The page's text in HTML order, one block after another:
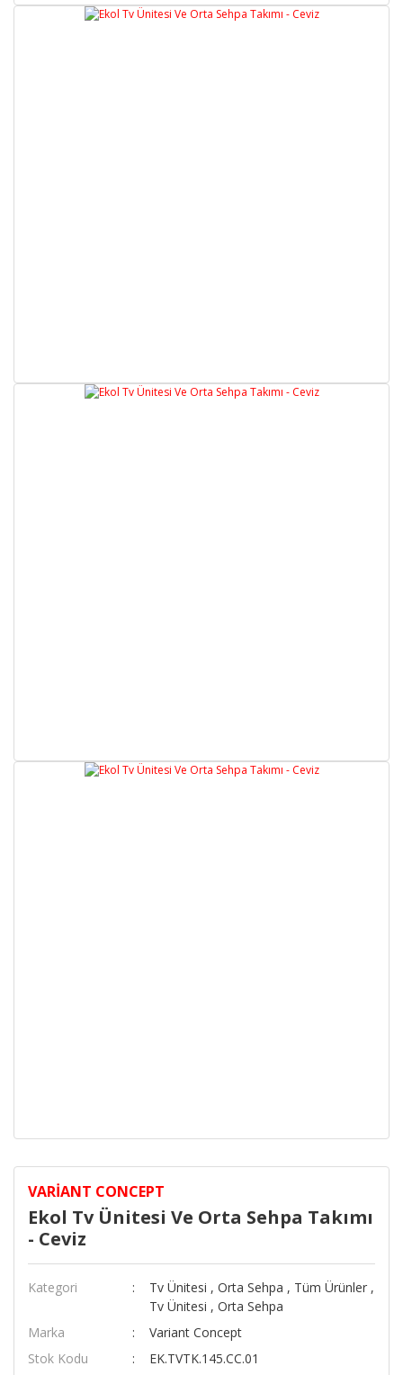
VARIANT CONCEPT
Ekol Tv Ünitesi Ve Orta Sehpa Takımı
- Ceviz
Kategori Tv Ünitesi , Orta Sehpa , Tüm Ürünler ,
Tv Ünitesi , Orta Sehpa
Marka
Variant Concept
Stok Kodu
EK.TVTK.145.CC.01